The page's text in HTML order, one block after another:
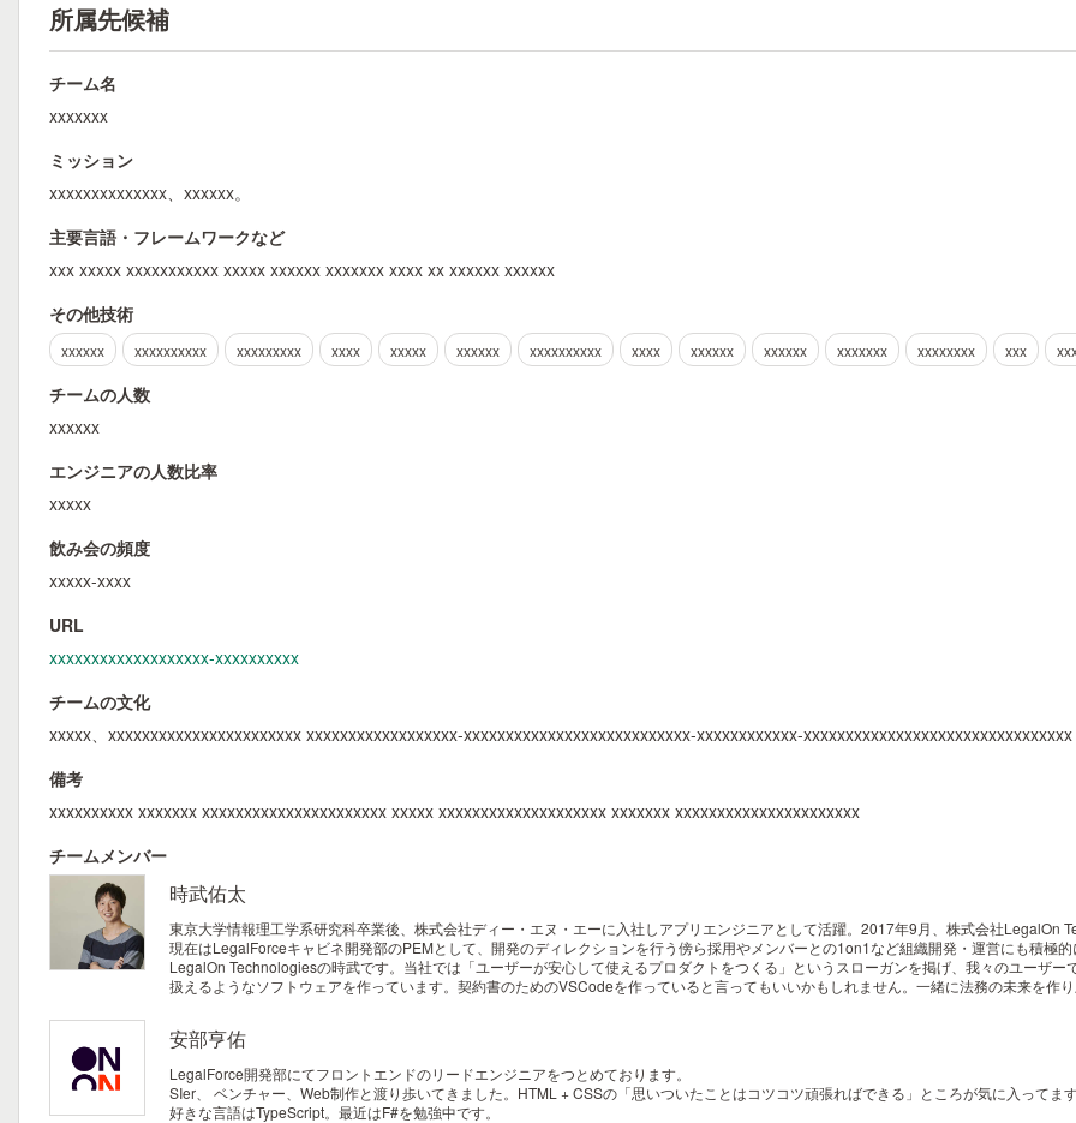
所属先候補
チーム名
xxxxxxx
ミッション
xxxxxxxxxxxxxx、xxxxxx。
主要言語・フレームワークなど
xxx xxxxx xxxxxxxxxxx xxxxx xxxxxx xxxxxxx xxxx xx xxxxxx xxxxxx
その他技術
xxxxxx xxxxxxxxxx xxxxxxxxx xxxx xxxxx xxxxxx xxxxxxxxxx xxxx xxxxxx xxxxxx xxxxxxx xxxxxxxx xxx
チームの人数
xxxxxx
エンジニアの人数比率
xxxxx
飲み会の頻度
xxxxx-xxxx
URL
xxxxxxxxxxxxxxxxxxx-xxxxxxxxxx
チームの文化
xxxxx、xxxxxxxxxxxxxxxxxxxxxxx xxxxxxxxxxxxxxxxxx-xxxxxxxxxxxxxxxxxxxxxxxxxxx-xxxxxxxxxxxx-xxxxxxxxxxxxxxxxxxxxxxxxxxxxxxxx
備考
xxxxxxxxxx xxxxxxx xxxxxxxxxxxxxxxxxxxxxx xxxxx xxxxxxxxxxxxxxxxxxxx xxxxxxx xxxxxxxxxxxxxxxxxxxxxx
チームメンバー
時武佑太
東京大学情報理工学系研究科卒業後、株式会社ディー・エヌ・エーに入社しアプリエンジニアとして活躍。2017年9月、株式会社LegalOn
現在はLegalForceキャビネ開発部のPEMとして、開発のディレクションを行う傍ら採用やメンバーとの1on1など組織開発・運営にも積極的
LegalOn Technologiesの時武です。当社では「ユーザーが安心して使えるプロダクトをつくる」というスローガンを掲げ、我々のユーザ
扱えるようなソフトウェアを作っています。契約書のためのVSCodeを作っていると言ってもいいかもしれません。一緒に法務の未来を作
安部亨佑
LegalForce開発部にてフロントエンドのリードエンジニアをつとめております。
SIer、 ベンチャー、Web制作と渡り歩いてきました。HTML + CSSの「思いついたことはコツコツ頑張ればできる」ところが気に入ってます
好きな言語はTypeScript。最近はF#を勉強中です。